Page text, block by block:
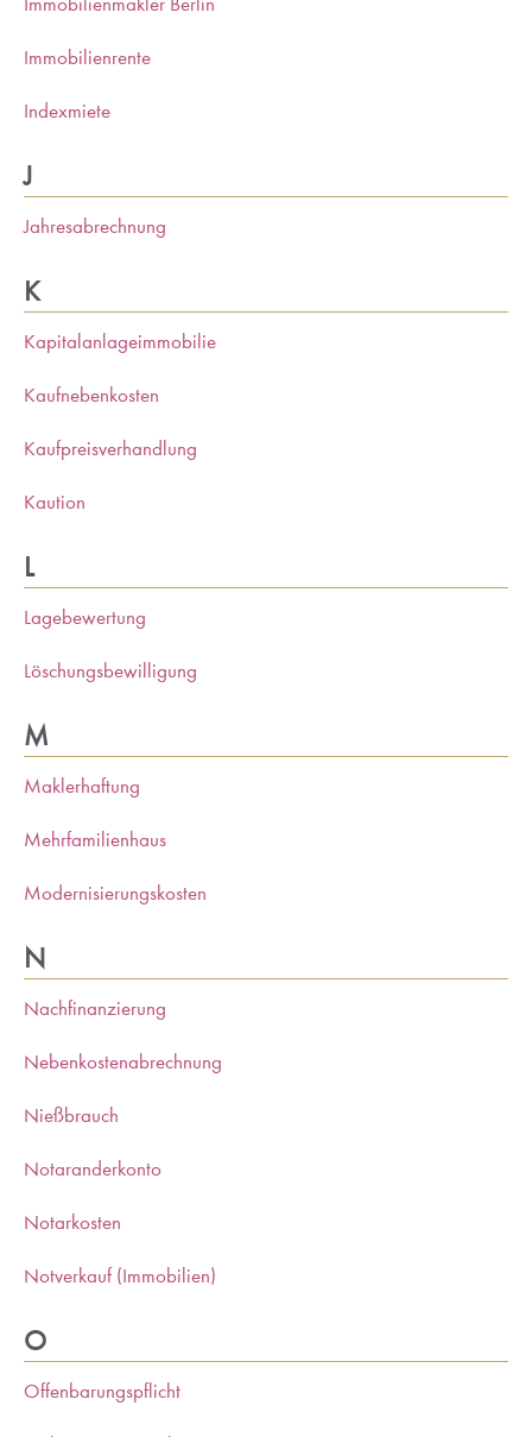
Immobilienrente
Indexmiete
J
Jahresabrechnung
K
Kapitalanlageimmobilie
Kaufnebenkosten
Kaufpreisverhandlung
Kaution
L
Lagebewertung
Löschungsbewilligung
M
Maklerhaftung
Mehrfamilienhaus
Modernisierungskosten
N
Nachfinanzierung
Nebenkostenabrechnung
Nießbrauch
Notaranderkonto
Notarkosten
Notverkauf (Immobilien)
O
Offenbarungspflicht